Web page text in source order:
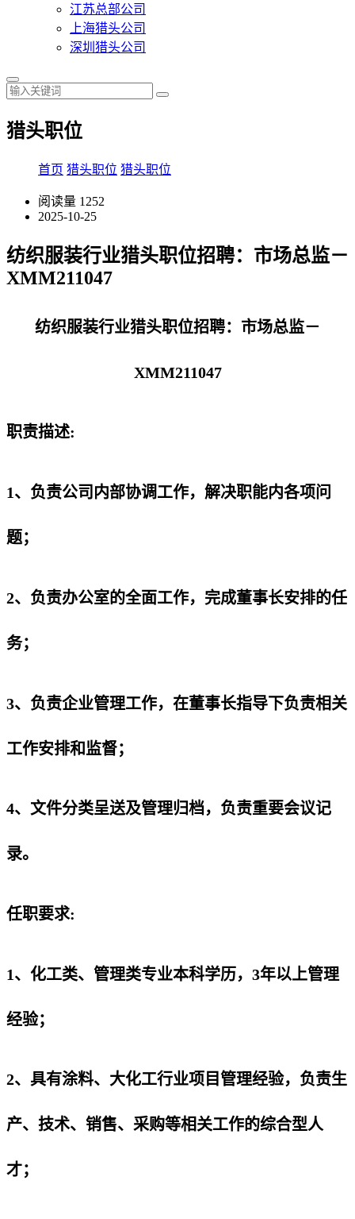
江苏总部公司
上海猎头公司
深圳猎头公司
猎头职位
首页 猎头职位 猎头职位
阅读量 1252
2025-10-25
纺织服装行业猎头职位招聘：市场总监－
XMM211047
纺织服装行业猎头职位招聘：市场总监－
XMM211047
职责描述:
1、负责公司内部协调工作，解决职能内各项问
题；
2、负责办公室的全面工作，完成董事长安排的任
务；
3、负责企业管理工作，在董事长指导下负责相关
工作安排和监督；
4、文件分类呈送及管理归档，负责重要会议记
录。
任职要求:
1、化工类、管理类专业本科学历，3年以上管理
经验；
2、具有涂料、大化工行业项目管理经验，负责生
产、技术、销售、采购等相关工作的综合型人
才；